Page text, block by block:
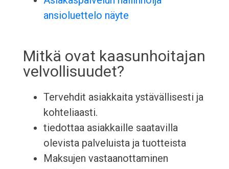
ansioluettelo näyte
Mitkä ovat kaasunhoitajan
velvollisuudet?
Tervehdit asiakkaita ystävällisesti ja
kohteliaasti.
tiedottaa asiakkaille saatavilla
olevista palveluista ja tuotteista
Maksujen vastaanottaminen